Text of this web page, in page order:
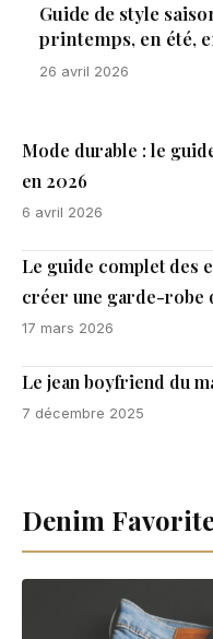
Guide de style
printemps, en été,
26 avril 2026
Mode durable : le
en 2026
6 avril 2026
Le guide complet des
créer une garde-robe
17 mars 2026
Le jean boyfriend du
7 décembre 2025
Denim